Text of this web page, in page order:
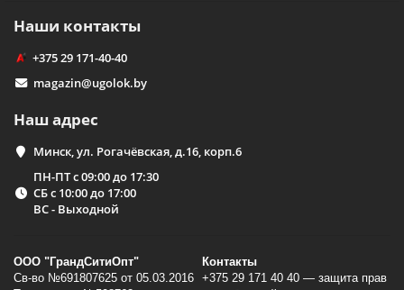
Наши контакты
+375 29 171-40-40
magazin@ugolok.by
Наш адрес
Минск, ул. Рогачёвская, д.16, корп.6
ПН-ПТ с 09:00 до 17:30
СБ с 10:00 до 17:00
ВС - Выходной
ООО "ГрандСитиОпт"
Св-во №691807625 от 05.03.2016
Контакты
+375 29 171 40 40 — защита прав